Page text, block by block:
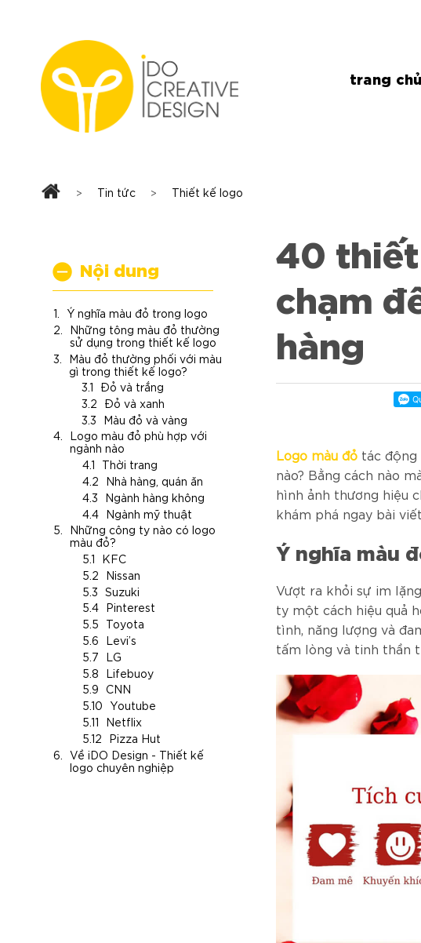
trang chủ
> Tin tức > Thiết kế logo
Nội dung
Ý nghĩa màu đỏ trong logo
Những tông màu đỏ thường
sử dụng trong thiết kế logo
Màu đỏ thường phối với màu
gì trong thiết kế logo?
Đỏ và trắng
Đỏ và xanh
Màu đỏ và vàng
Logo màu đỏ phù hợp với
ngành nào
Thời trang
Nhà hàng, quán ăn
Ngành hàng không
Ngành mỹ thuật
Những công ty nào có logo
màu đỏ?
KFC
Nissan
Suzuki
Pinterest
Toyota
Levi’s
LG
Lifebuoy
CNN
Youtube
Netflix
Pizza Hut
Về iDO Design - Thiết kế
logo chuyên nghiệp
40
chạm
hàng
Logo màu đỏ tác động
nào? Bằng cách nào
hình ảnh thương hiệu
khám phá ngay bài
Ý nghĩa màu
Vượt ra khỏi sự im
ty một cách hiệu quả
tình, năng lượng và
tấm lòng và tinh thần